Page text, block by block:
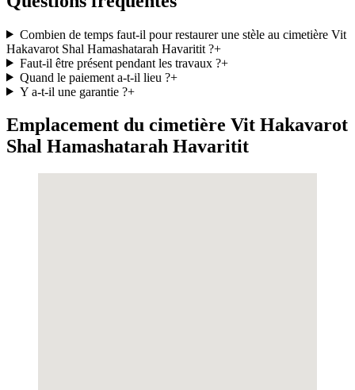
Combien de temps faut-il pour restaurer une stèle au cimetière Vit
Hakavarot Shal Hamashatarah Havaritit ?+
Faut-il être présent pendant les travaux ?+
Quand le paiement a-t-il lieu ?+
Y a-t-il une garantie ?+
Emplacement du cimetière Vit Hakavarot
Shal Hamashatarah Havaritit